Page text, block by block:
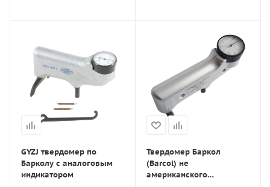
С точки зрения габаритов есть стационарные
твердомеры, которые применяются в лабораториях, и
портативные, удобные для использования на
производстве, на стройплощадке и других местах.
Как выбрать твердомер
Прежде чем купить прибор, стоит определиться с его
основными характеристиками:
GYZJ твердомер по
Барколу с аналоговым
индикатором
Твердомер Баркол
(Barcol) не
американского